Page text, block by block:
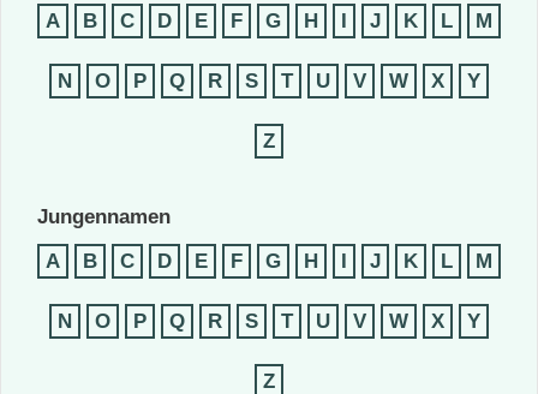
A
B C D E F G H I J K L M
N O P Q R S T U V W X Y
Z
Jungennamen
A
B C D E F G H I J K L M
N O P Q R S T U V W X Y
Z